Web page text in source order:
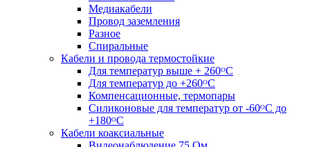
Медиакабели
Провод заземления
Разное
Спиральные
Кабели и провода термостойкие
Для температур выше + 260ᴼС
Для температур до +260ᴼС
Компенсационные, термопары
Силиконовые для температур от -60ᴼC до
+180ᴼС
Кабели коаксиальные